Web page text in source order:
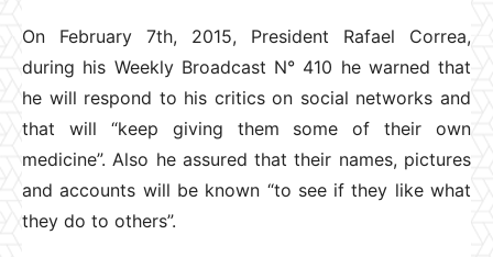
On February 7th, 2015, President Rafael Correa,
during his Weekly Broadcast N° 410 he warned that
he will respond to his critics on social networks and
that will “keep giving them some of their own
medicine”. Also he assured that their names, pictures
and accounts will be known “to see if they like what
they do to others”.